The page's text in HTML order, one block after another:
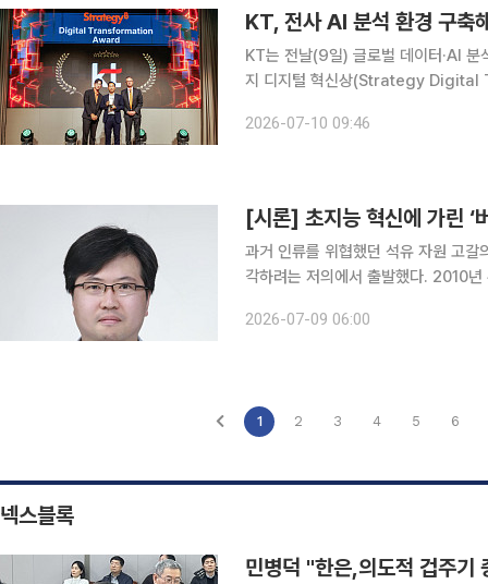
KT는 전날(9일) 글로벌 데이터·AI
지 디지털 혁신상(Strategy Digital
포
2026-07-10 09:46
[시론] 초지능 혁신에 가린 ‘
과거 인류를 위협했던 석유 자원 고
각하려는 저의에서 출발했다. 2010
시대가 머지않았다는 우려와 맞닿아
2026-07-09 06:00
1 2 3 4 5 6
넥스블록
민병덕 "한은,의도적 겁주기